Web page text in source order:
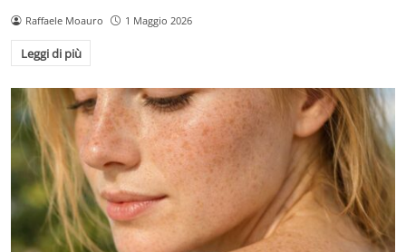
Raffaele Moauro 1 Maggio 2026
Leggi di più